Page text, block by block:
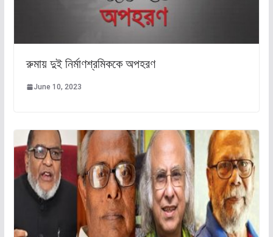
রুমায় দুই নির্মাণশ্রমিককে অপহরণ
June 10, 2023